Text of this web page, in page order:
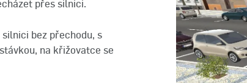
přes silnici.
bez přechodu, s
na křižovatce se